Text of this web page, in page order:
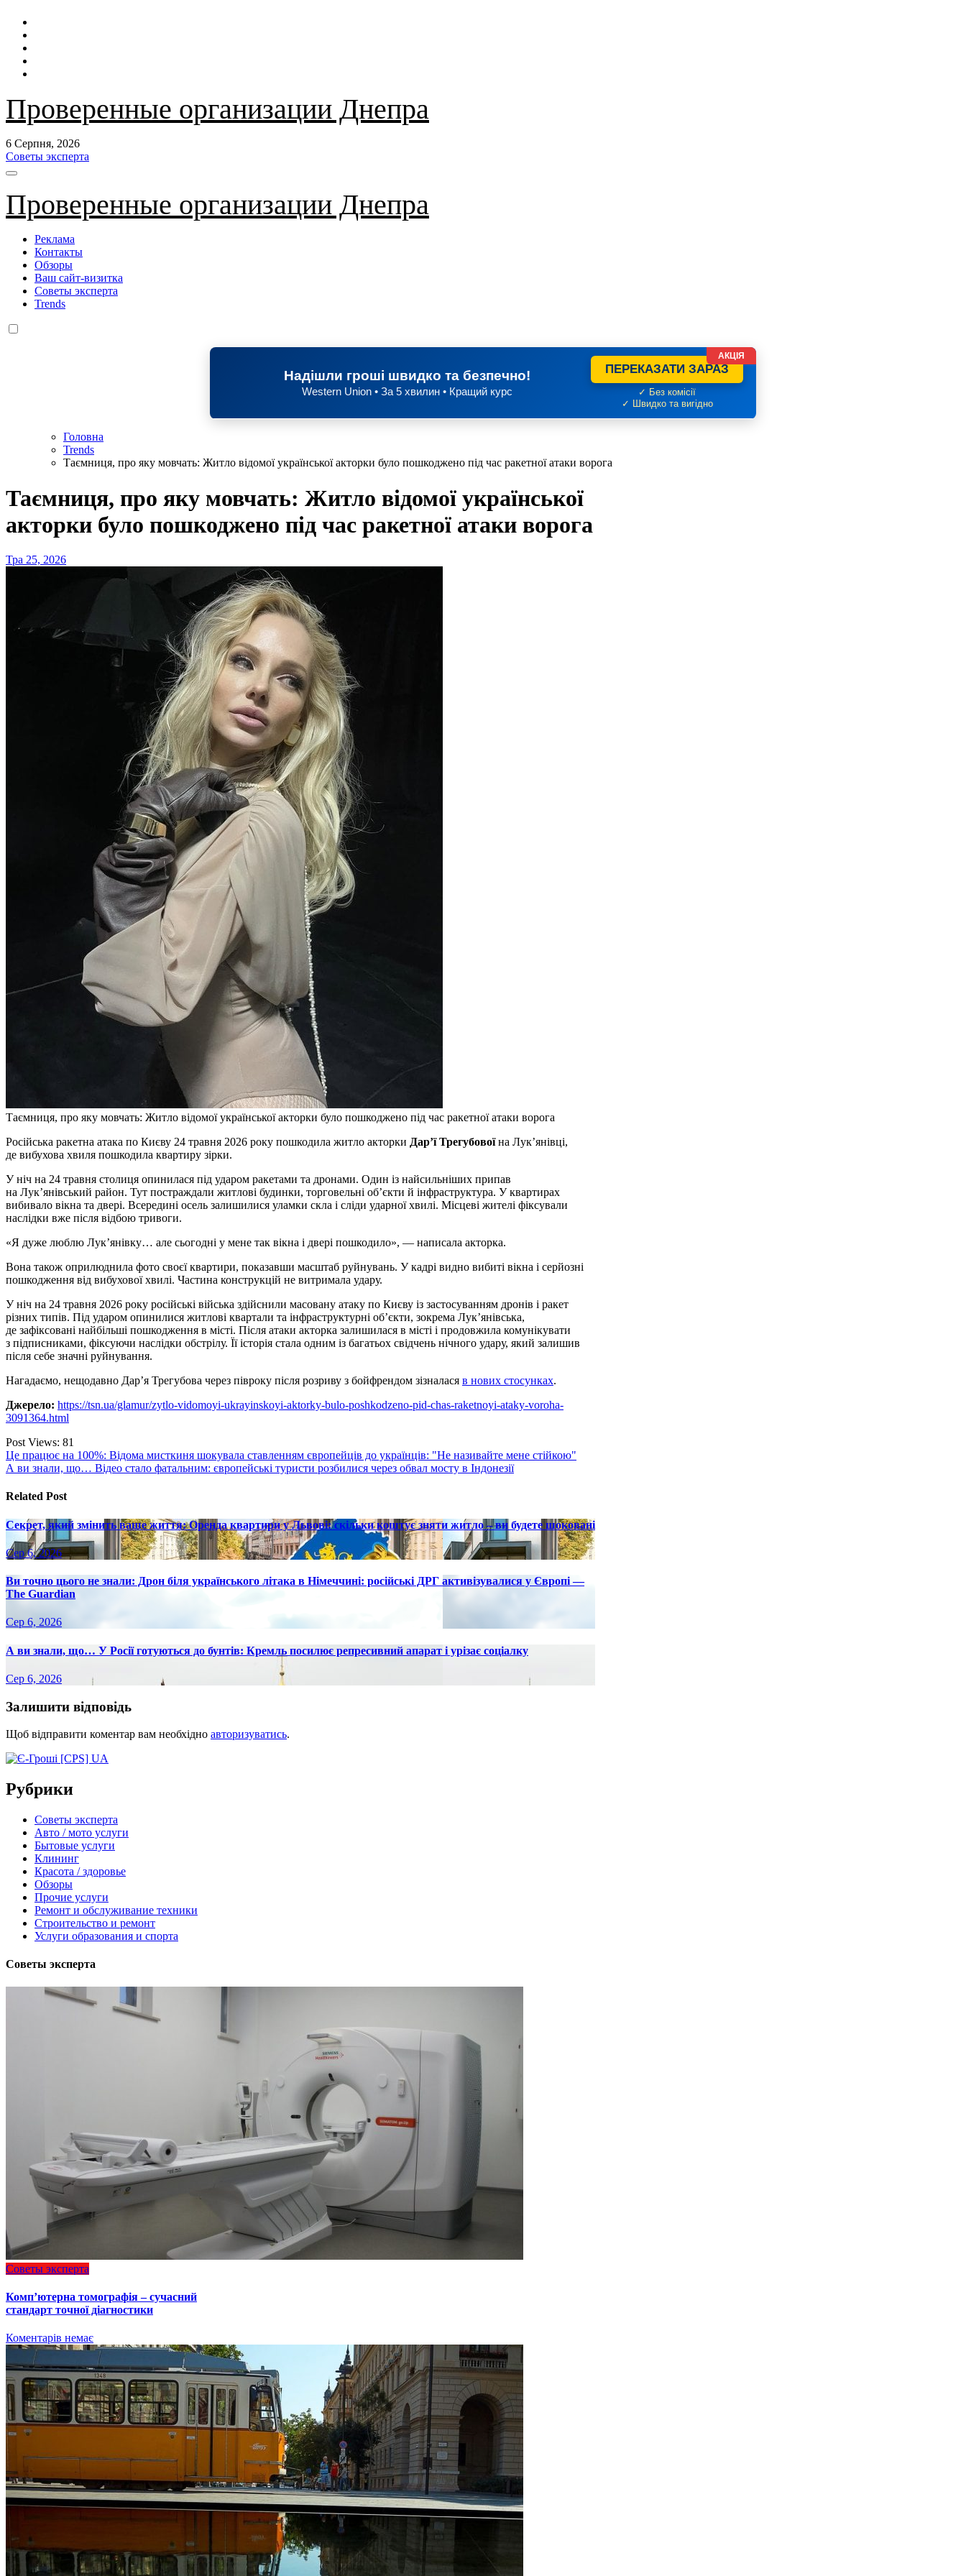
Перейти
контенту
Проверенные организации Днепра
6 Серпня, 2026
Советы эксперта
Проверенные организации Днепра
Реклама
Контакты
Обзоры
Ваш сайт-визитка
Советы эксперта
Trends
Надішли гроші швидко та безпечно!
Western Union • За 5 хвилин • Кращий курс
ПЕРЕКАЗАТИ ЗАРАЗ
✓ Без комісії
✓ Швидко та вигідно
АКЦІЯ
Головна
Trends
Таємниця, про яку мовчать: Житло відомої української акторки було пошкоджено під час ракетної атаки ворога
Таємниця, про яку мовчать: Житло відомої української
акторки було пошкоджено під час ракетної атаки ворога
Тра 25, 2026
Таємниця, про яку мовчать: Житло відомої української акторки було пошкоджено під час ракетної атаки ворога
Російська ракетна атака по Києву 24 травня 2026 року пошкодила житло акторки Дар’ї Трегубовоїна Лук’янівці,
де вибухова хвиля пошкодила квартиру зірки.
У ніч на 24 травня столиця опинилася під ударом ракетами та дронами. Один із найсильніших припав
на Лук’янівський район. Тут постраждали житлові будинки, торговельні об’єкти й інфраструктура. У квартирах
вибивало вікна та двері. Всередині осель залишилися уламки скла і сліди ударної хвилі. Місцеві жителі фіксували
наслідки вже після відбою тривоги.
«Я дуже люблю Лук’янівку… але сьогодні у мене так вікна і двері пошкодило», — написала акторка.
Вона також оприлюднила фото своєї квартири, показавши масштаб руйнувань. У кадрі видно вибиті вікна і серйозні
пошкодження від вибухової хвилі. Частина конструкцій не витримала удару.
У ніч на 24 травня 2026 року російські війська здійснили масовану атаку по Києву із застосуванням дронів і ракет
різних типів. Під ударом опинилися житлові квартали та інфраструктурні об’єкти, зокрема Лук’янівська,
де зафіксовані найбільші пошкодження в місті. Після атаки акторка залишилася в місті і продовжила комунікувати
з підписниками, фіксуючи наслідки обстрілу. Її історія стала одним із багатьох свідчень нічного удару, який залишив
після себе значні руйнування.
Нагадаємо, нещодавно Дар’я Трегубова через півроку після розриву з бойфрендом зізналася в нових стосунках.
Джерело: https://tsn.ua/glamur/zytlo-vidomoyi-ukrayinskoyi-aktorky-bulo-poshkodzeno-pid-chas-raketnoyi-ataky-voroha-
3091364.html
Post Views: 81
Навігація
записів
Це працює на 100%: Відома мисткиня шокувала ставленням європейців до українців: "Не називайте мене стійкою"
А ви знали, що… Відео стало фатальним: європейські туристи розбилися через обвал мосту в Індонезії
Related Post
Секрет, який змінить ваше життя: Оренда квартири у Львові: скільки коштує зняти житло – ви будете шоковані
Сер 6, 2026
Ви точно цього не знали: Дрон біля українського літака в Німеччині: російські ДРГ активізувалися у Європі —
The Guardian
Сер 6, 2026
А ви знали, що… У Росії готуються до бунтів: Кремль посилює репресивний апарат і урізає соціалку
Сер 6, 2026
Залишити відповідь
Щоб відправити коментар вам необхідно авторизуватись.
Рубрики
Советы эксперта
Авто / мото услуги
Бытовые услуги
Клининг
Красота / здоровье
Обзоры
Прочие услуги
Ремонт и обслуживание техники
Строительство и ремонт
Услуги образования и спорта
Советы эксперта
Советы эксперта
Комп’ютерна томографія – сучасний
стандарт точної діагностики
Коментарів немає